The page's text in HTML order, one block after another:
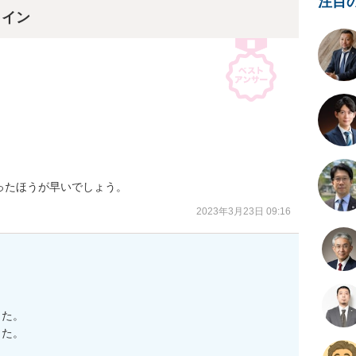
ン
ほうが早いでしょう。
2023年3月23日 09:16
。
。